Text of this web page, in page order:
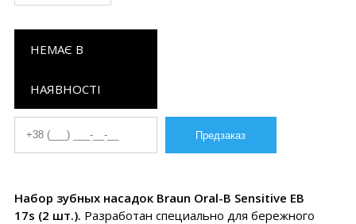
НЕМАЄ В
НАЯВНОСТІ
Набор зубных насадок Braun Oral-B Sensitive EB
17s (2 шт.). Разработан специально для бережного